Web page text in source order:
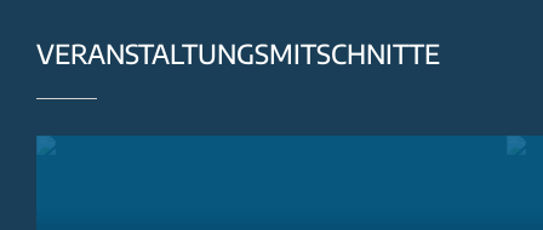
VERANSTALTUNGSMITSCHNITTE